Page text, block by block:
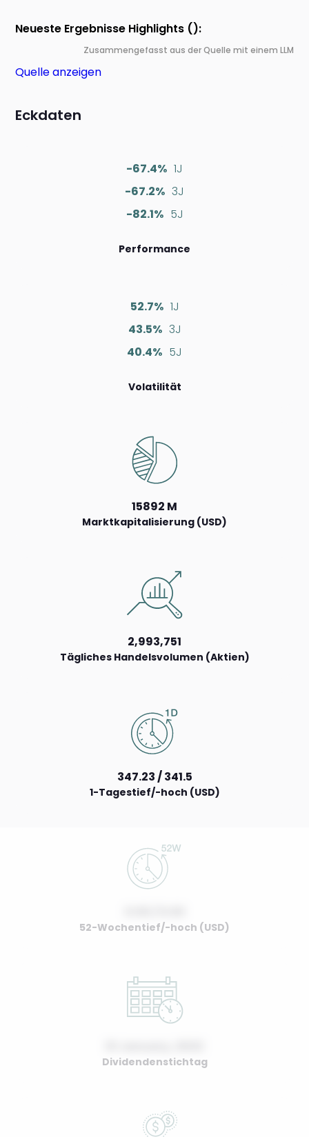
Neueste Ergebnisse Highlights ():
Zusammengefasst aus der Quelle mit einem LLM
Quelle anzeigen
Eckdaten
-67.4% 1J
-67.2% 3J
-82.1% 5J
Performance
52.7% 1J
43.5% 3J
40.4% 5J
Volatilität
15892 M
Marktkapitalisierung (USD)
2,993,751
Tägliches Handelsvolumen (Aktien)
347.23 / 341.5
1-Tagestief/-hoch (USD)
52-Wochentief/-hoch (USD)
Dividendenstichtag